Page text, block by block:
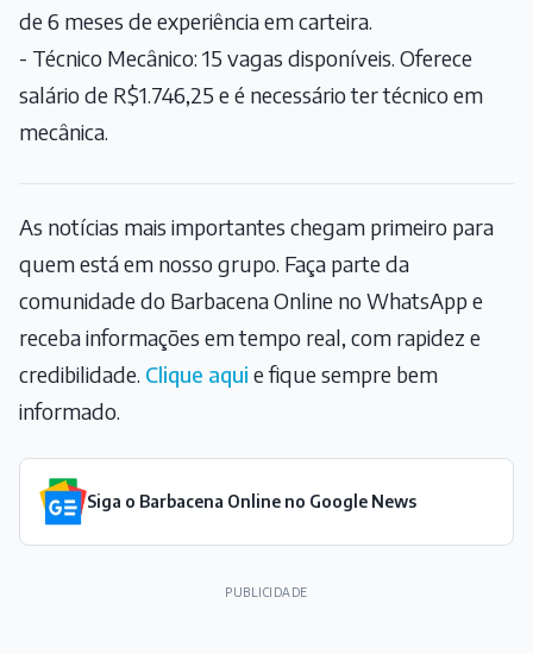
de 6 meses de experiência em carteira.
- Técnico Mecânico: 15 vagas disponíveis. Oferece
salário de R$1.746,25 e é necessário ter técnico em
mecânica.
As notícias mais importantes chegam primeiro para
quem está em nosso grupo. Faça parte da
comunidade do Barbacena Online no WhatsApp e
receba informações em tempo real, com rapidez e
credibilidade. Clique aqui e fique sempre bem
informado.
Siga o Barbacena Online no Google News
PUBLICIDADE